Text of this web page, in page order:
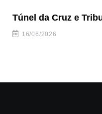
Túnel da Cruz e
16/06/2026